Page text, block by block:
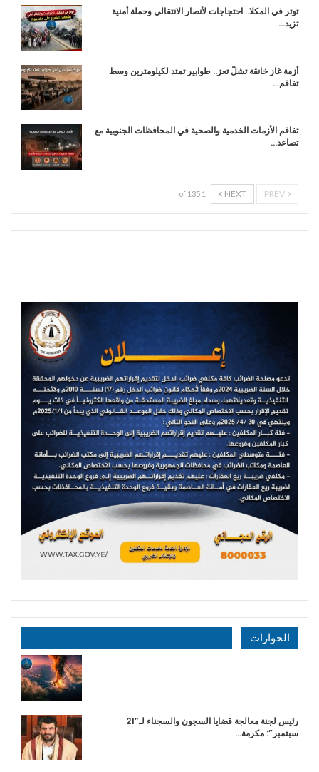
توتر في المكلا.. احتجاجات لأنصار الانتقالي وحملة أمنية
تزيد…
أزمة غاز خانقة تشلّ تعز.. طوابير تمتد لكيلومترين وسط
تفاقم…
تفاقم الأزمات الخدمية والصحية في المحافظات الجنوبية مع
تصاعد…
NEXT
1 of 135
الحوارات
رئيس لجنة معالجة قضايا السجون والسجناء لـ”21
سبتمبر”: مكرمة…